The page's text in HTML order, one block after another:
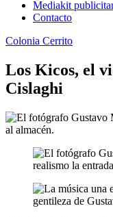
Mediakit
Contacto
Colonia Cerrito
Los Kicos, el
Cislaghi